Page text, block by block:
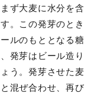
ず大麦に水分を含
。この発芽のとき
ルのもととなる糖
発芽はビール造り
う。発芽させた麦
混ぜ合わせ、再び